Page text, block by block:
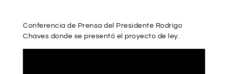
Conferencia de Prensa del Presidente Rodrigo
Chaves donde se presentó el proyecto de ley.